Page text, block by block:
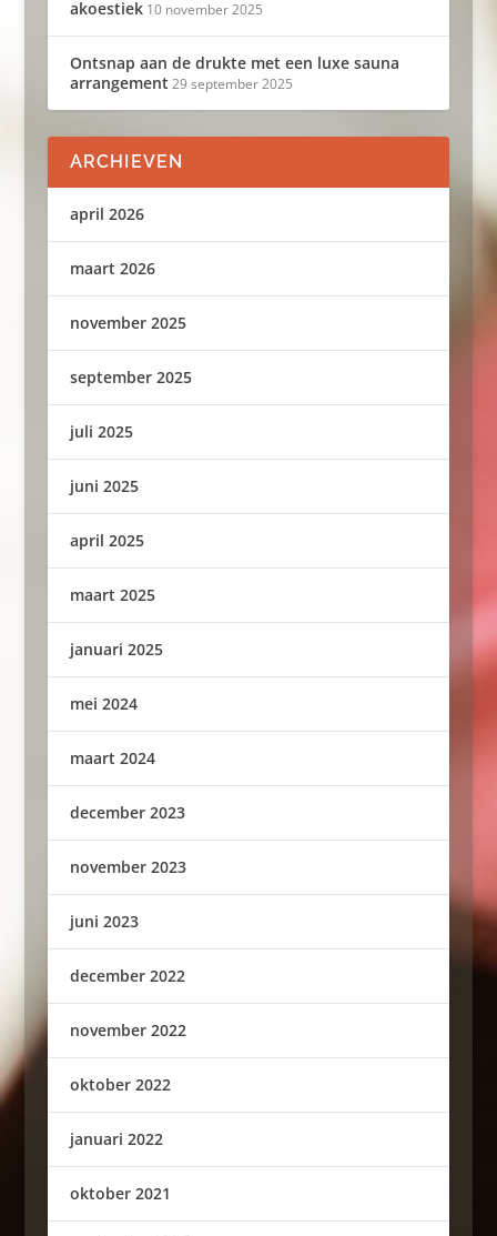
akoestiek 10 november 2025
Ontsnap aan de drukte met een luxe sauna
arrangement 29 september 2025
ARCHIEVEN
april 2026
maart 2026
november 2025
september 2025
juli 2025
juni 2025
april 2025
maart 2025
januari 2025
mei 2024
maart 2024
december 2023
november 2023
juni 2023
december 2022
november 2022
oktober 2022
januari 2022
oktober 2021